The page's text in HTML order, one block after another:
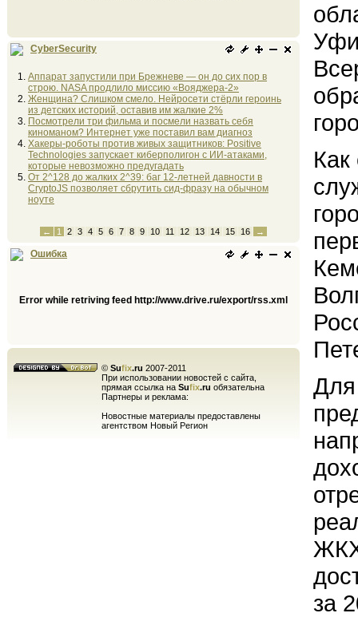
CyberSecurity
Аппарат запустили при Брежневе — он до сих пор в
строю. NASA продлило миссию «Вояджера-2»
Женщина? Слишком смело. Нейросети стёрли героинь
из детских историй, оставив им жалкие 2%
Посмотрели три фильма и посмели назвать себя
киноманом? Интернет уже поставил вам диагноз
Хакеры-роботы против живых защитников: Positive
Technologies запускает киберполигон с ИИ-атаками,
которые невозможно предугадать
От 2^128 до жалких 2^39: баг 12-летней давности в
CryptoJS позволяет сбрутить сид-фразу на обычном
ноуте
← 1 2 3 4 5 6 7 8 9 10 11 12 13 14 15 16 →
Ошибка
Error while retriving feed http://www.drive.ru/export/rss.xml
© Sufix.ru 2007-2011
При использовании новостей с сайта,
прямая ссылка на Sufix.ru обязательна
Партнеры и реклама:
Новостные материалы предоставлены
агентством Новый Регион
Для
за